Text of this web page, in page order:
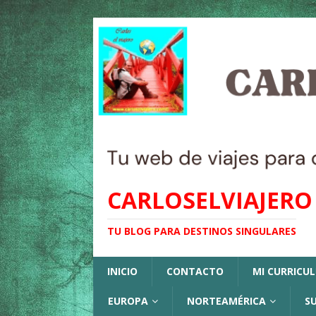
CARLOSELVIAJERO
TU BLOG PARA DESTINOS SINGULARES
INICIO CONTACTO MI
EUROPA NORTEAMÉRICA